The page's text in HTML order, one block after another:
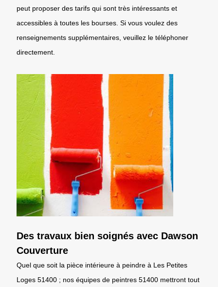
peut proposer des tarifs qui sont très intéressants et
accessibles à toutes les bourses. Si vous voulez des
renseignements supplémentaires, veuillez le téléphoner
directement.
Des travaux bien soignés avec Dawson
Couverture
Quel que soit la pièce intérieure à peindre à Les Petites
Loges 51400 ; nos équipes de peintres 51400 mettront tout